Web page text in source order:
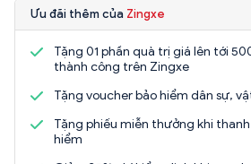
Ưu đãi thêm của Zingxe
Tặng 01 phần quà trị giá lên tới
thành công trên Zingxe
Tặng voucher bảo hiểm dân sự,
Tặng phiếu miễn thưởng khi
hiểm